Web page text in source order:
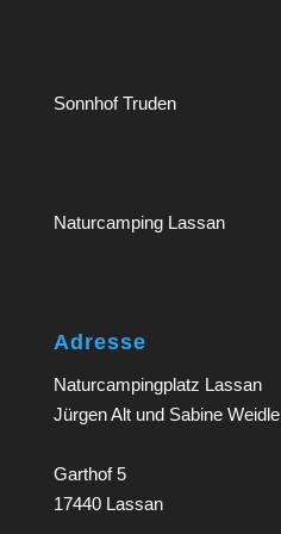
Sonnhof Truden
Naturcamping Lassan
Adresse
Naturcampingplatz Lassan
Jürgen Alt und Sabine Weidle
Garthof 5
17440 Lassan